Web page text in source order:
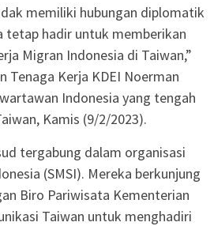
memiliki hubungan diplomatik
tetap hadir untuk memberikan
Migran Indonesia di Taiwan,”
Tenaga Kerja KDEI Noerman
Indonesia yang tengah
Kamis (9/2/2023).
tergabung dalam organisasi
(SMSI). Mereka berkunjung
Biro Pariwisata Kementerian
Taiwan untuk menghadiri